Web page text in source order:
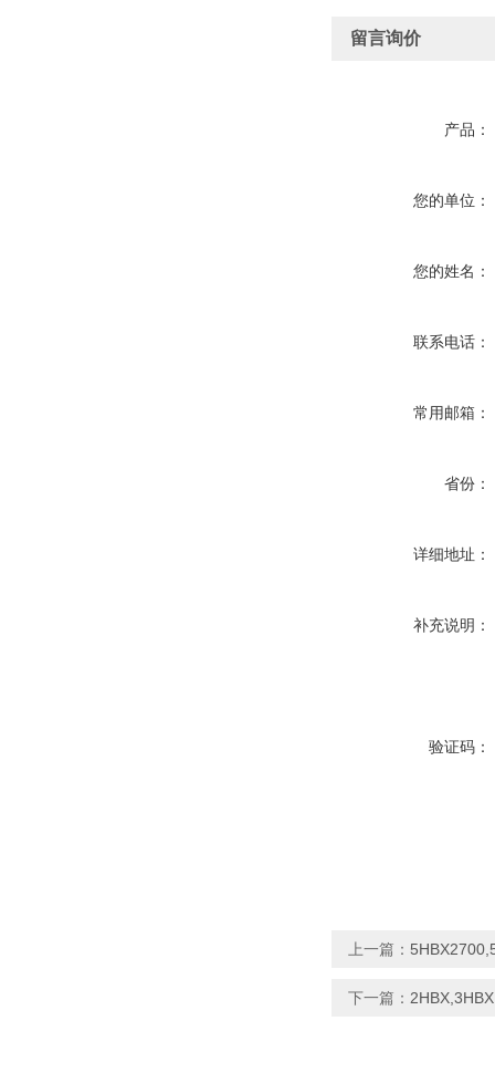
留言询价
产品：
您的单位：
您的姓名：
联系电话：
常用邮箱：
省份：
详细地址：
补充说明：
验证码：
上一篇：
下一篇：